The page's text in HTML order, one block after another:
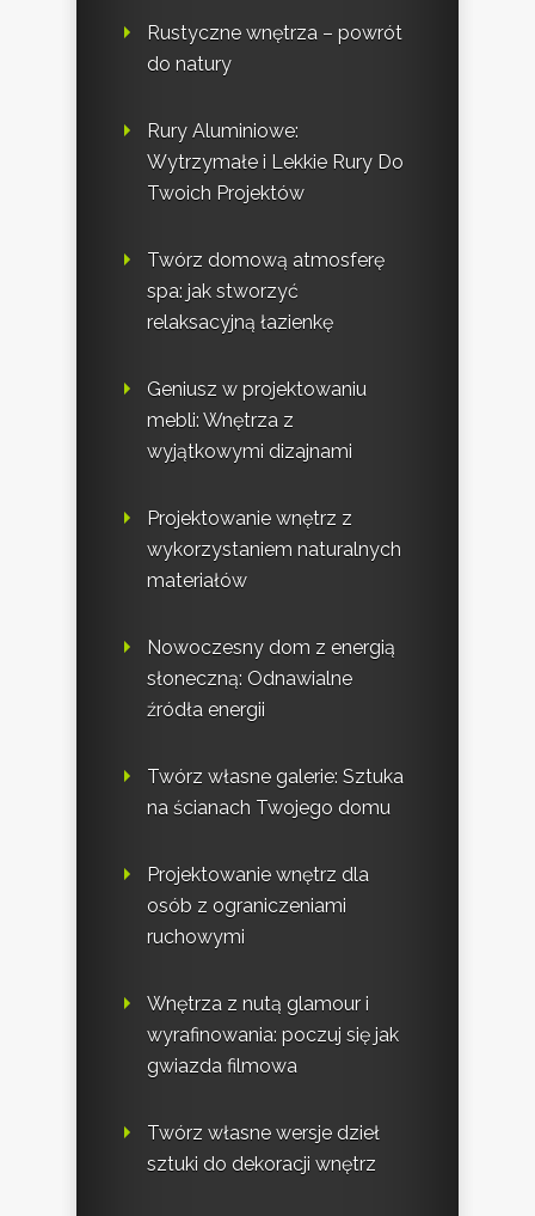
Rustyczne wnętrza – powrót
do natury
Rury Aluminiowe:
Wytrzymałe i Lekkie Rury Do
Twoich Projektów
Twórz domową atmosferę
spa: jak stworzyć
relaksacyjną łazienkę
Geniusz w projektowaniu
mebli: Wnętrza z
wyjątkowymi dizajnami
Projektowanie wnętrz z
wykorzystaniem naturalnych
materiałów
Nowoczesny dom z energią
słoneczną: Odnawialne
źródła energii
Twórz własne galerie: Sztuka
na ścianach Twojego domu
Projektowanie wnętrz dla
osób z ograniczeniami
ruchowymi
Wnętrza z nutą glamour i
wyrafinowania: poczuj się jak
gwiazda filmowa
Twórz własne wersje dzieł
sztuki do dekoracji wnętrz